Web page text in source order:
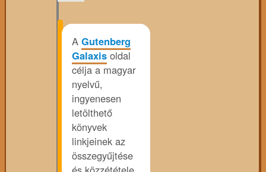
A Gutenberg
Galaxis oldal
célja a magyar
nyelvű,
ingyenesen
letölthető
könyvek
linkjeinek az
összegyűjtése